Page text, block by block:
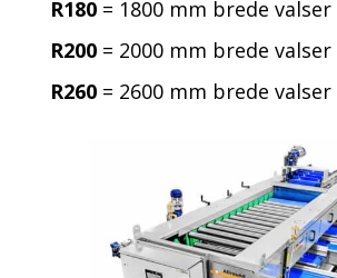
R180= 1800 mm brede valser
R200= 2000 mm brede valser
R260= 2600 mm brede valser